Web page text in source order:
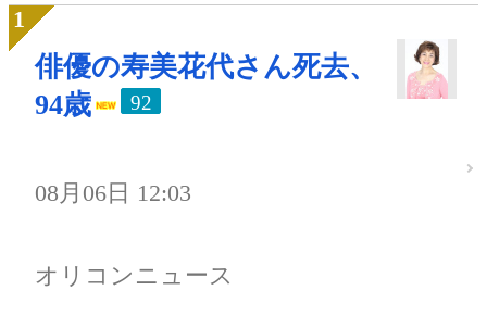
俳優の寿美花代さん死去、
94歳
92
08月06日 12:03
オリコンニュース